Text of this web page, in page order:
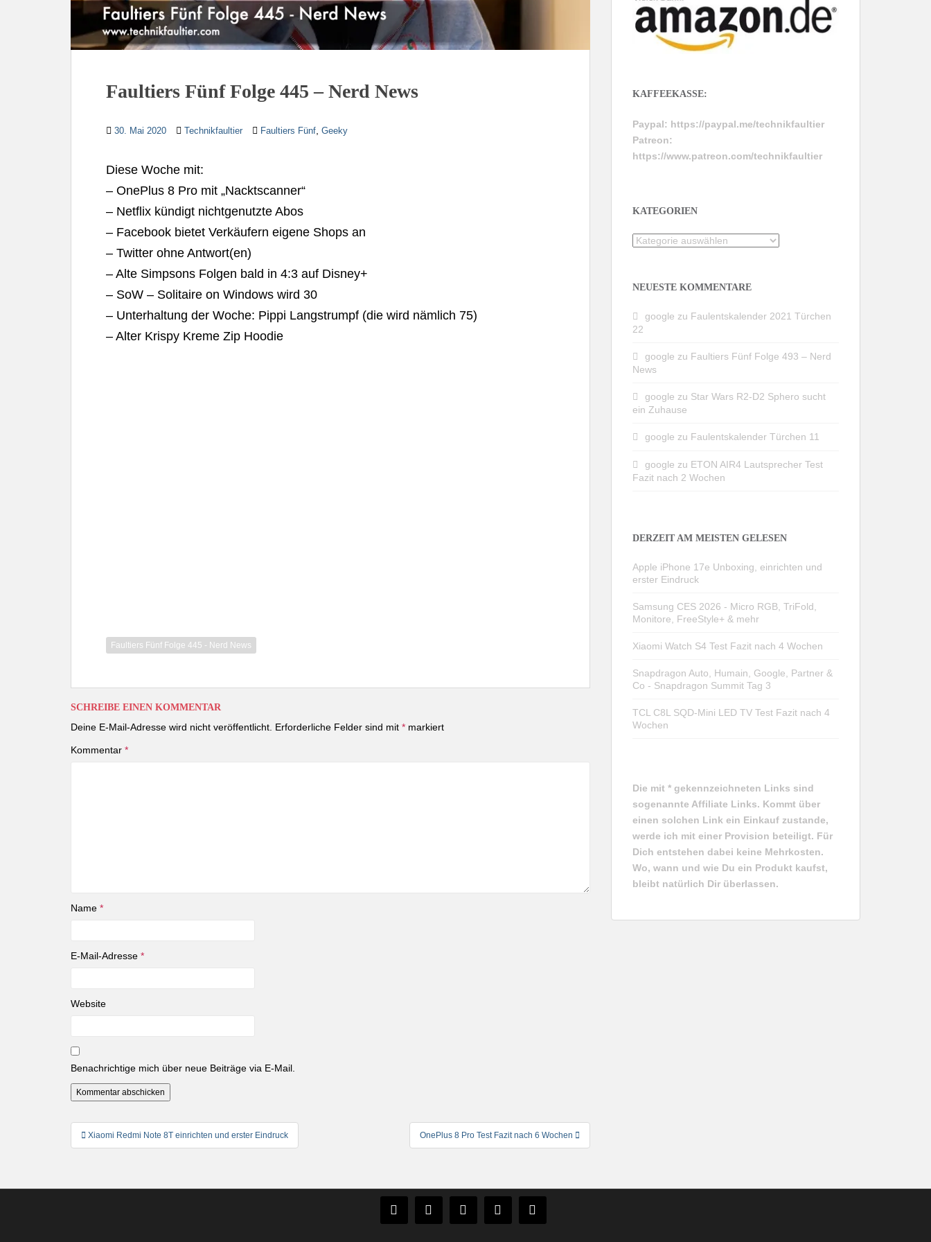
Faultiers Fünf Folge 445 – Nerd News
30. Mai 2020 Technikfaultier Faultiers Fünf Geeky
Diese Woche mit:
– OnePlus 8 Pro mit „Nacktscanner“
– Netflix kündigt nichtgenutzte Abos
– Facebook bietet Verkäufern eigene Shops an
– Twitter ohne Antwort(en)
– Alte Simpsons Folgen bald in 4:3 auf Disney+
– SoW – Solitaire on Windows wird 30
– Unterhaltung der Woche: Pippi Langstrumpf (die wird nämlich 75)
– Alter Krispy Kreme Zip Hoodie
Faultiers Fünf Folge 445 - Nerd News
SCHREIBE EINEN KOMMENTAR
Deine E-Mail-Adresse wird nicht veröffentlicht. Erforderliche Felder sind mit * markiert
Kommentar *
Name *
E-Mail-Adresse *
Website
Benachrichtige mich über neue Beiträge via E-Mail.
Beitragsnavigation
Xiaomi Redmi Note 8T einrichten und erster Eindruck OnePlus 8 Pro Test Fazit nach 6 Wochen
KAFFEEKASSE:
Paypal: https://paypal.me/technikfaultier
Patreon:
https://www.patreon.com/technikfaultier
KATEGORIEN
Kategorien
NEUESTE KOMMENTARE
google zu Faulentskalender 2021 Türchen
22
google zu Faultiers Fünf Folge 493 – Nerd
News
google zu Star Wars R2-D2 Sphero sucht
ein Zuhause
google zu Faulentskalender Türchen 11
google zu ETON AIR4 Lautsprecher Test
Fazit nach 2 Wochen
DERZEIT AM MEISTEN GELESEN
Apple iPhone 17e Unboxing, einrichten und
erster Eindruck
Samsung CES 2026 - Micro RGB, TriFold,
Monitore, FreeStyle+ & mehr
Xiaomi Watch S4 Test Fazit nach 4 Wochen
Snapdragon Auto, Humain, Google, Partner &
Co - Snapdragon Summit Tag 3
TCL C8L SQD-Mini LED TV Test Fazit nach 4
Wochen
Die mit * gekennzeichneten Links sind
sogenannte Affiliate Links. Kommt über
einen solchen Link ein Einkauf zustande,
werde ich mit einer Provision beteiligt. Für
Dich entstehen dabei keine Mehrkosten.
Wo, wann und wie Du ein Produkt kaufst,
bleibt natürlich Dir überlassen.